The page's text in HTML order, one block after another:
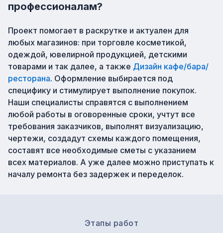
профессионалам?
Проект помогает в раскрутке и актуален для
любых магазинов: при торговле косметикой,
одеждой, ювелирной продукцией, детскими
товарами и так далее, а также Дизайн кафе/бара/
ресторана. Оформление выбирается под
специфику и стимулирует выполнение покупок.
Наши специалисты справятся с выполнением
любой работы в оговоренные сроки, учтут все
требования заказчиков, выполнят визуализацию,
чертежи, создадут схемы каждого помещения,
составят все необходимые сметы с указанием
всех материалов. А уже далее можно приступать к
началу ремонта без задержек и переделок.
Этапы работ